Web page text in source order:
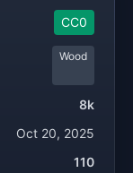
CC0
Wood
8k
Oct 20, 2025
110